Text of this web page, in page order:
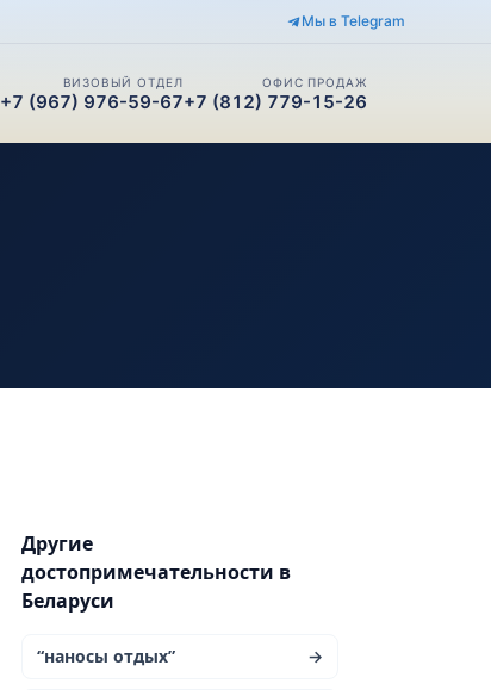
Мы в Telegram
ВИЗОВЫЙ ОТДЕЛ
+7 (967) 976-59-67
ОФИС ПРОДАЖ
+7 (812) 779-15-26
Другие
достопримечательности в
Беларуси
“наносы отдых” →